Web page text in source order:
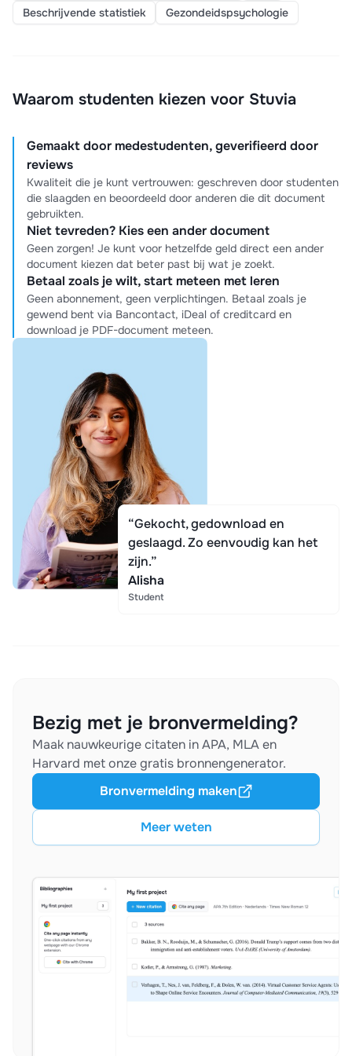
Beschrijvende statistiek Gezondeidspsychologie
Waarom studenten kiezen voor Stuvia
Gemaakt door medestudenten, geverifieerd door
reviews
Kwaliteit die je kunt vertrouwen: geschreven door studenten
die slaagden en beoordeeld door anderen die dit document
gebruikten.
Niet tevreden? Kies een ander document
Geen zorgen! Je kunt voor hetzelfde geld direct een ander
document kiezen dat beter past bij wat je zoekt.
Betaal zoals je wilt, start meteen met leren
Geen abonnement, geen verplichtingen. Betaal zoals je
gewend bent via Bancontact, iDeal of creditcard en
download je PDF-document meteen.
“Gekocht, gedownload en
geslaagd. Zo eenvoudig kan het
zijn.”
Alisha
Student
Bezig met je bronvermelding?
Maak nauwkeurige citaten in APA, MLA en
Harvard met onze gratis bronnengenerator.
Meer weten
Bronvermelding maken